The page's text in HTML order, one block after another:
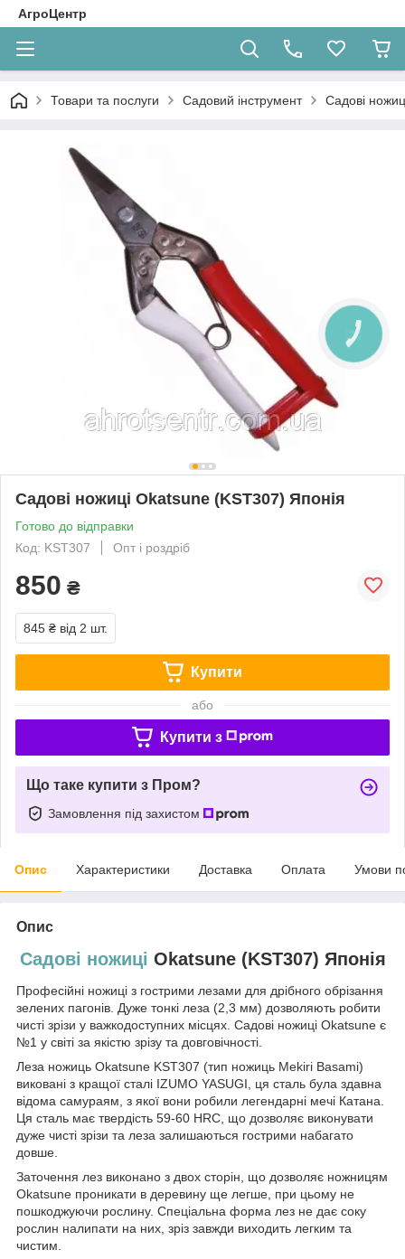
АгроЦентр
Товари та послуги Садовий інструмент Садові
Садові ножиці Okatsune (KST307) Японія
Готово до відправки
Код: KST307
Опт і роздріб
850 ₴
845 ₴ від 2 шт.
Купити
або
Купити з
Що таке купити з Пром?
Замовлення під захистом
Опис Характеристики Доставка Оплата Умови
Опис
Садові ножиці Okatsune (KST307) Японія
Професійні ножиці з гострими лезами для дрібного обрізання
зелених пагонів. Дуже тонкі леза (2,3 мм) дозволяють робити
чисті зрізи у важкодоступних місцях. Садові ножиці Okatsune є
№1 у світі за якістю зрізу та довговічності.
Леза ножиць Okatsune KST307 (тип ножиць Mekiri Basami)
виковані з кращої сталі IZUMO YASUGI, ця сталь була здавна
відома самураям, з якої вони робили легендарні мечі Катана.
Ця сталь має твердість 59-60 HRC, що дозволяє виконувати
дуже чисті зрізи та леза залишаються гострими набагато
довше.
Заточення лез виконано з двох сторін, що дозволяє ножницям
Okatsune проникати в деревину ще легше, при цьому не
пошкоджуючи рослину. Спеціальна форма лез не дає соку
рослин налипати на них, зріз завжди виходить легким та
чистим.
КНОПКА
ЗВ'ЯЗКУ